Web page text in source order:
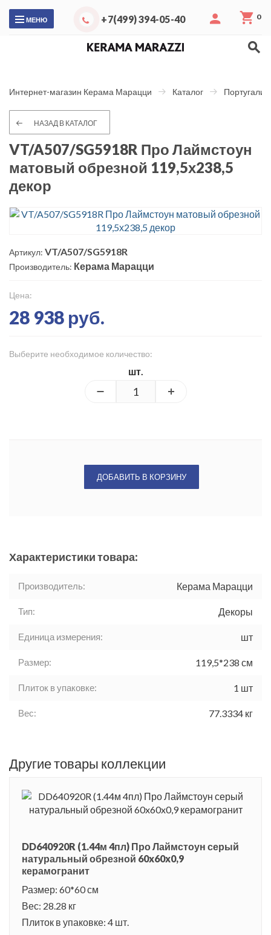
МЕНЮ +7(499) 394-05-40 0
Интернет-магазин Керама Марацци Каталог Португалия
НАЗАД В КАТАЛОГ
VT/A507/SG5918R Про Лаймстоун
матовый обрезной 119,5х238,5
декор
Артикул: VT/A507/SG5918R
Производитель: Керама Марацци
Цена:
28 938 руб.
Выберите необходимое количество:
шт.
ДОБАВИТЬ В КОРЗИНУ
Характеристики товара:
Производитель: Керама Марацци
Тип: Декоры
Единица измерения: шт
Размер: 119,5*238 см
Плиток в упаковке: 1 шт
Вес: 77.3334 кг
Другие товары коллекции
DD640920R (1.44м 4пл) Про Лаймстоун серый
натуральный обрезной 60x60x0,9
керамогранит
Размер: 60*60 см
Вес: 28.28 кг
Плиток в упаковке: 4 шт.